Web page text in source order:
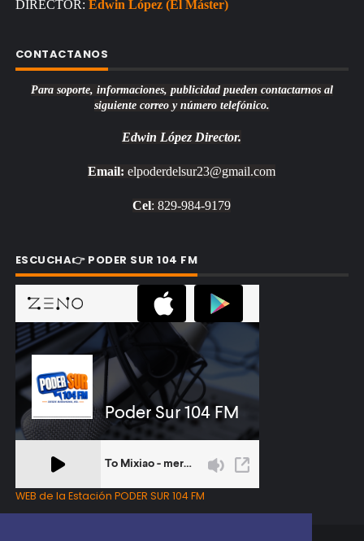
DIRECTOR: Edwin López (El Máster)
CONTACTANOS
Para soporte, informaciones, publicidad pueden contactarnos al
siguiente correo y número telefónico.
Edwin López Director.
Email: elpoderdelsur23@gmail.com
Cel: 829-984-9179
ESCUCHA👉 PODER SUR 104 FM
WEB de la Estación PODER SUR 104 FM